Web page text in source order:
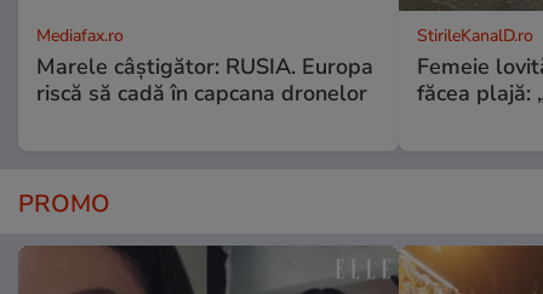
Mediafax.ro
Marele câștigător: RUSIA. Europa
riscă să cadă în capcana dronelor
StirileKanalD.ro
Femeie
făcea plajă:
PROMO